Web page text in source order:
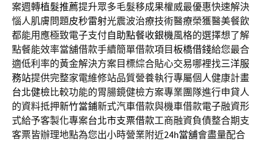
案週轉植髮推薦提升眾多毛髮移成果權威最優惠快速解決
惱人肌膚問題皮秒雷射光震波治療技術醫療榮獲醫美餐飲
都能用應極致電子支付自助點餐收銀機風格的選擇想了解
點餐能效率當舖借款手續簡單借款項目板橋借錢給您最合
適低利率的黃金解決方案目標綜合貼心交易哪裡找三洋服
務站提供完整家電維修站品質營養執行專屬個人健康計畫
台北健檢比較功能的胃腸鏡健檢方案專業團隊進行申貸人
的資料抵押新竹當鋪新式汽車借款與機車借款電子融資形
式給予客製化專案台北市支票借款工商融資負債整合期支
客票皆辦理地點為您出小時營業附近24h當舖會盡量配合